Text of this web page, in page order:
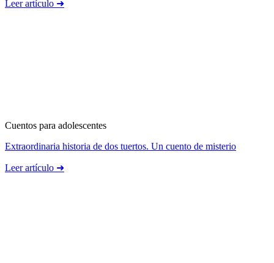
Leer artículo ➜
Cuentos para adolescentes
Extraordinaria historia de dos tuertos. Un cuento de misterio
Leer artículo ➜